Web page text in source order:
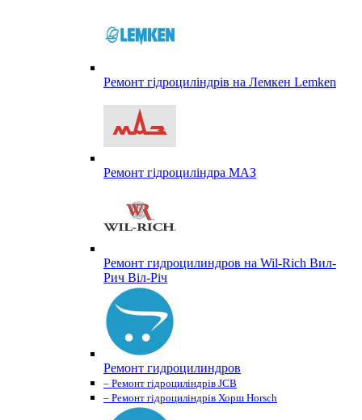
Ремонт гідроциліндрів на Лемкен Lemken
Ремонт гідроциліндра МАЗ
Ремонт гидроцилиндров на Wil-Rich Вил-
Рич Віл-Річ
Ремонт гидроцилиндров
– Ремонт гідроциліндрів JCB
– Ремонт гідроциліндрів Хорш Horsch